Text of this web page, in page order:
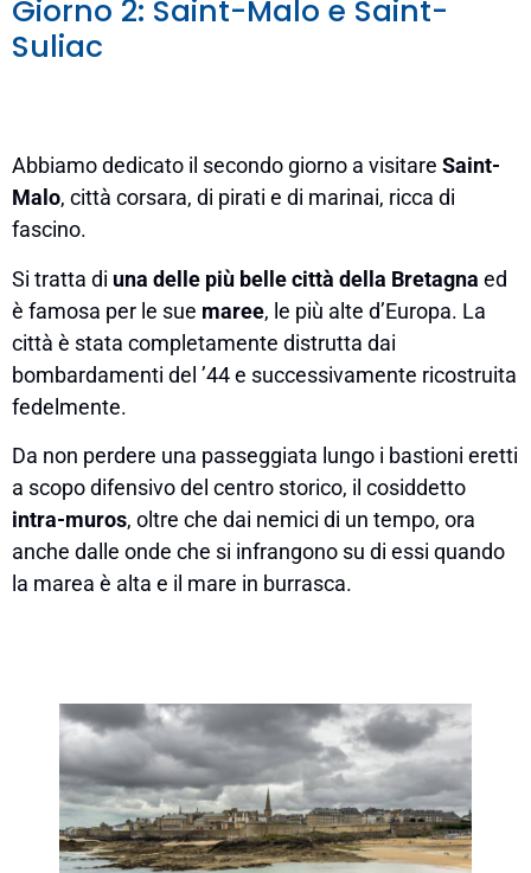
Giorno 2: Saint-Malo e Saint-
Suliac
Abbiamo dedicato il secondo giorno a visitare Saint-
Malo, città corsara, di pirati e di marinai, ricca di
fascino.
Si tratta di una delle più belle città della Bretagna ed
è famosa per le sue maree, le più alte d’Europa. La
città è stata completamente distrutta dai
bombardamenti del ’44 e successivamente ricostruita
fedelmente.
Da non perdere una passeggiata lungo i bastioni eretti
a scopo difensivo del centro storico, il cosiddetto
intra-muros, oltre che dai nemici di un tempo, ora
anche dalle onde che si infrangono su di essi quando
la marea è alta e il mare in burrasca.